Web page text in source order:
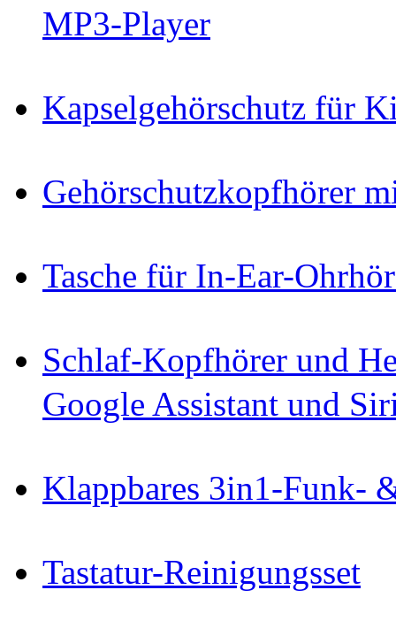
MP3-Player
Kapselgehörschutz für
Gehörschutzkopfhörer
Tasche für In-Ear-
Schlaf-Kopfhörer und
Google Assistant und
Klappbares 3in1-Funk-
Tastatur-Reinigungsset